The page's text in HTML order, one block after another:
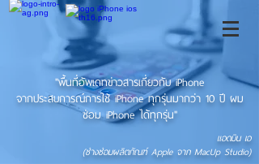
"พื้นที่อัพเดทข่าวสารเกี่ยวกับ iPhone
จากประสบการณ์การใช้ iPhone ทุกรุ่นมากว่า 10 ปี ผม
ซ่อม iPhone ได้ทุกรุ่น"
แอดมิน เอ
(ช่างซ่อมผลิตภัณฑ์ Apple จาก MacUp Studio)